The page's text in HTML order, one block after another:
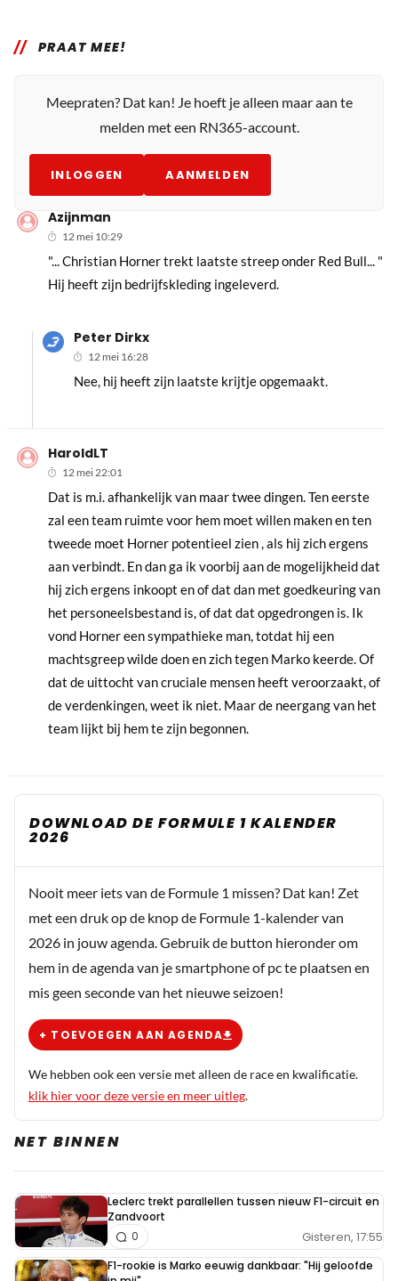
PRAAT MEE!
Meepraten? Dat kan! Je hoeft je alleen maar aan te
melden met een RN365-account.
INLOGGEN AANMELDEN
Azijnman
12 mei 10:29
"... Christian Horner trekt laatste streep onder Red Bull... "
Hij heeft zijn bedrijfskleding ingeleverd.
Peter Dirkx
12 mei 16:28
Nee, hij heeft zijn laatste krijtje opgemaakt.
HaroldLT
12 mei 22:01
Dat is m.i. afhankelijk van maar twee dingen. Ten eerste
zal een team ruimte voor hem moet willen maken en ten
tweede moet Horner potentieel zien , als hij zich ergens
aan verbindt. En dan ga ik voorbij aan de mogelijkheid dat
hij zich ergens inkoopt en of dat dan met goedkeuring van
het personeelsbestand is, of dat dat opgedrongen is. Ik
vond Horner een sympathieke man, totdat hij een
machtsgreep wilde doen en zich tegen Marko keerde. Of
dat de uittocht van cruciale mensen heeft veroorzaakt, of
de verdenkingen, weet ik niet. Maar de neergang van het
team lijkt bij hem te zijn begonnen.
DOWNLOAD DE FORMULE 1 KALENDER
2026
Nooit meer iets van de Formule 1 missen? Dat kan! Zet
met een druk op de knop de Formule 1-kalender van
2026 in jouw agenda. Gebruik de button hieronder om
hem in de agenda van je smartphone of pc te plaatsen en
mis geen seconde van het nieuwe seizoen!
+ TOEVOEGEN AAN AGENDA
We hebben ook een versie met alleen de race en kwalificatie.
klik hier voor deze versie en meer uitleg.
NET BINNEN
Leclerc trekt parallellen tussen nieuw F1-circuit en
Zandvoort
Gisteren, 17:55
0
F1-rookie is Marko eeuwig dankbaar: "Hij geloofde